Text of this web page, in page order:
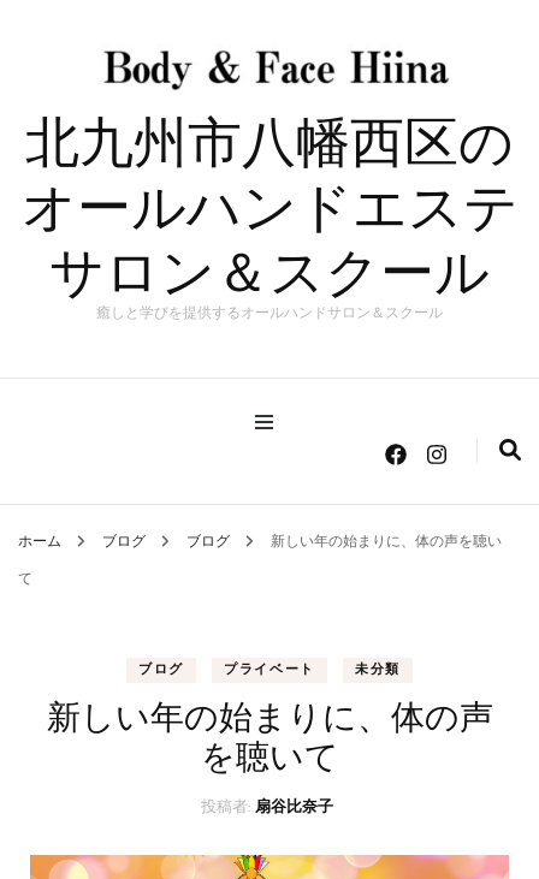
北九州市八幡西区の
オールハンドエステ
サロン＆スクール
癒しと学びを提供するオールハンドサロン＆スクール
ホーム ブログ ブログ
新しい年の始まりに、体の声を聴い
て
ブログ プライベート 未分類
新しい年の始まりに、体の声
を聴いて
投稿者:扇谷比奈子